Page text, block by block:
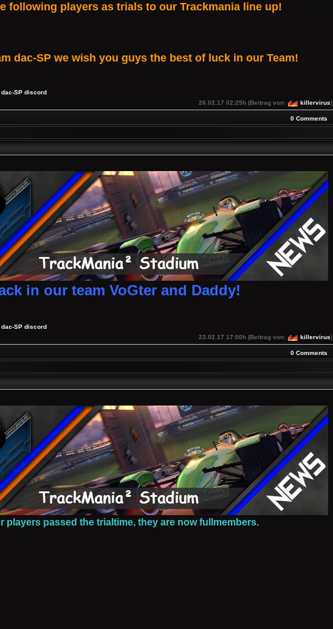
following players as trials to our Trackmanialine up!
dac-SPwe wish you guys the best of luck in our Team!
dac-SP discord
26.02.17 02:25h (Beitrag von:
killervirus)
0 Comments
in our team VoGter and Daddy!
dac-SP discord
23.02.17 17:00h (Beitrag von:
killervirus)
0 Comments
players passed the trialtime, they are now fullmembers.